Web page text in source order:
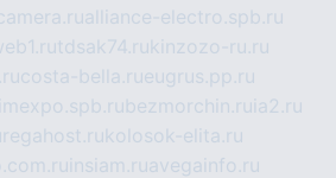
alliance-electro.spb.ru
tdsak74.rukinzozo-ru.ru
costa-bella.rueugrus.pp.ru
bezmorchin.ru ia2.ru
regahost.rukolosok-elita.ru
insiam.ruavegainfo.ru